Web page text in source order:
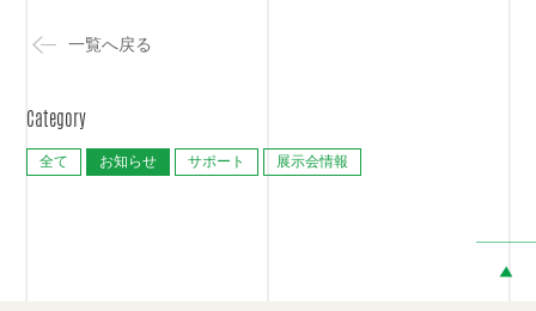
一覧へ戻る
Category
全て お知らせ サポート 展示会情報